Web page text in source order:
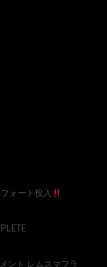
ォート投入
ント レムスマフラ